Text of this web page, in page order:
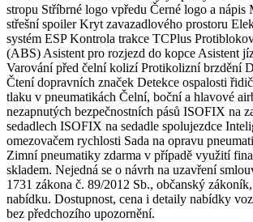
stropu Stříbrné logo vpředu Černé logo a nápis
střešní spoiler Kryt zavazadlového prostoru
systém ESP Kontrola trakce TCPlus
(ABS) Asistent pro rozjezd do kopce Asistent
Varování před čelní kolizí Protikolizní brzdění
Čtení dopravních značek Detekce ospalosti
tlaku v pneumatikách Čelní, boční a hlavové
nezapnutých bezpečnostních pásů ISOFIX na
sedadlech ISOFIX na sedadle spolujezdce
omezovačem rychlosti Sada na opravu
Zimní pneumatiky zdarma v případě využití
skladem. Nejedná se o návrh na uzavření
1731 zákona č. 89/2012 Sb., občanský
nabídku. Dostupnost, cena i detaily nabídky
bez předchozího upozornění.